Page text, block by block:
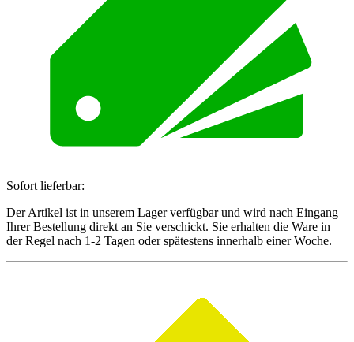
Sofort lieferbar:
Der Artikel ist in unserem Lager verfügbar und wird nach Eingang
Ihrer Bestellung direkt an Sie verschickt. Sie erhalten die Ware in
der Regel nach 1-2 Tagen oder spätestens innerhalb einer Woche.